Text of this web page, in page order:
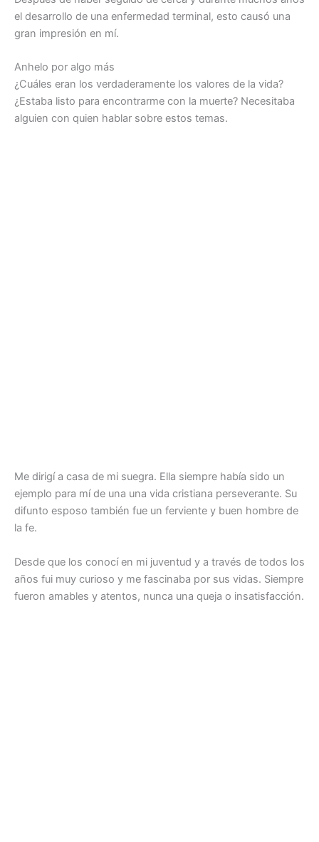
el desarrollo de una enfermedad terminal, esto causó una
gran impresión en mí.
Anhelo por algo más
¿Cuáles eran los verdaderamente los valores de la vida?
¿Estaba listo para encontrarme con la muerte? Necesitaba
alguien con quien hablar sobre estos temas.
Me dirigí a casa de mi suegra. Ella siempre había sido un
ejemplo para mí de una una vida cristiana perseverante. Su
difunto esposo también fue un ferviente y buen hombre de
la fe.
Desde que los conocí en mi juventud y a través de todos los
años fui muy curioso y me fascinaba por sus vidas. Siempre
fueron amables y atentos, nunca una queja o insatisfacción.